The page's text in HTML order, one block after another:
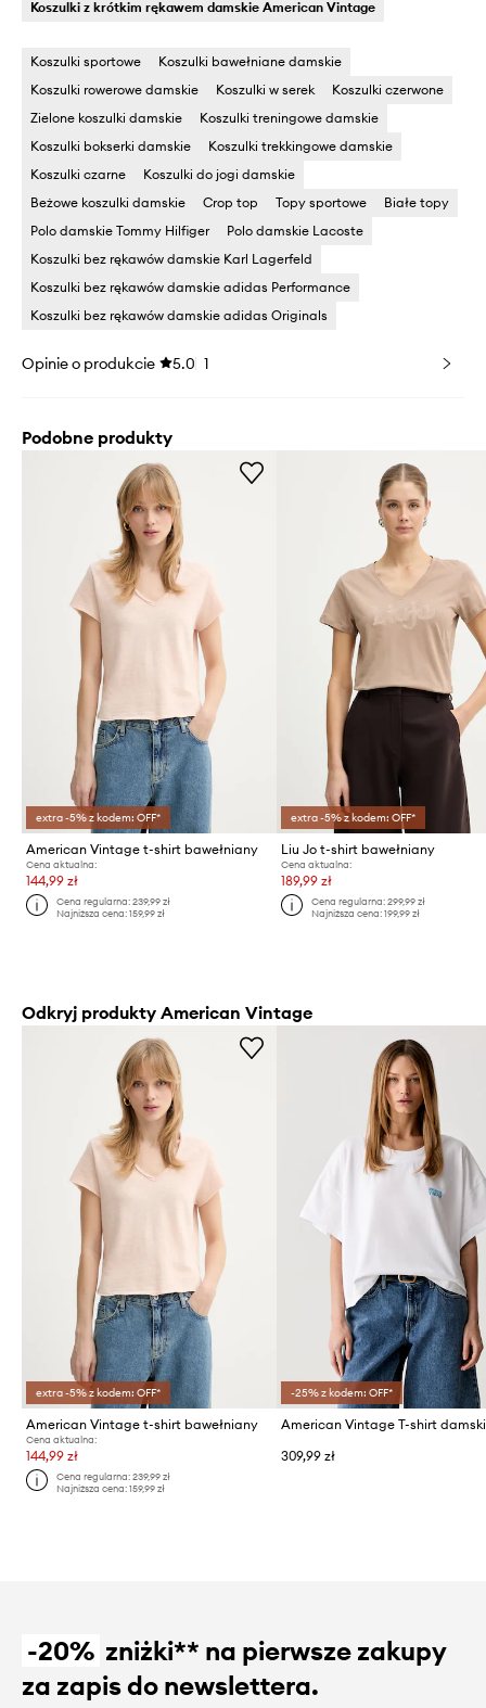
Koszulki z krótkim rękawem damskie American Vintage
Koszulki sportowe
Koszulki bawełniane damskie
Koszulki rowerowe damskie
Koszulki w serek
Koszulki czerwone
Zielone koszulki damskie
Koszulki treningowe damskie
Koszulki bokserki damskie
Koszulki trekkingowe damskie
Koszulki czarne
Koszulki do jogi damskie
Beżowe koszulki damskie
Crop top Topy sportowe
Białe topy
Polo damskie Tommy Hilfiger
Polo damskie Lacoste
Koszulki bez rękawów damskie Karl Lagerfeld
Koszulki bez rękawów damskie adidas Performance
Koszulki bez rękawów damskie adidas Originals
Opinie o produkcie 5.0 1
Podobne produkty
extra -5% z kodem: OFF*
American Vintage t-shirt bawełniany
Cena aktualna:
144,99 zł
Cena regularna:239,99 zł
Najniższa cena:159,99 zł
extra -5% z kodem: OFF*
Liu Jo t-shirt bawełniany
Cena aktualna:
189,99 zł
Cena regularna: 299,99 zł
Najniższa cena: 199,99 zł
Odkryj produkty American Vintage
extra -5% z kodem: OFF*
American Vintage t-shirt bawełniany
Cena aktualna:
144,99 zł
Cena regularna:239,99 zł
Najniższa cena:159,99 zł
-25% z kodem: OFF*
309,99 zł
-20% zniżki** na pierwsze zakupy
za zapis do newslettera.